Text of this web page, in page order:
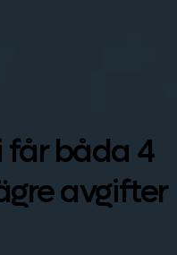
får båda 4
avgifter